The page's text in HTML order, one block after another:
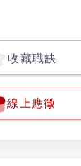
收藏職缺
線上應徵